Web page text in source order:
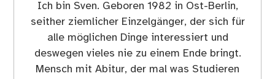
Ich bin Sven. Geboren 1982 in Ost-Berlin,
seither ziemlicher Einzelgänger, der sich für
alle möglichen Dinge interessiert und
deswegen vieles nie zu einem Ende bringt.
Mensch mit Abitur, der mal was Studieren